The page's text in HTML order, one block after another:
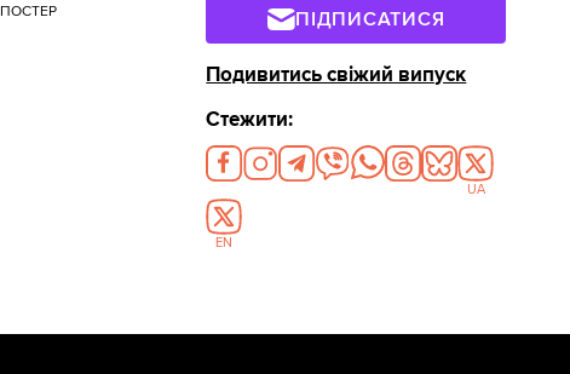
ПОСТЕР
ПІДПИСАТИСЯ
Подивитись свіжий випуск
Стежити:
UA
EN